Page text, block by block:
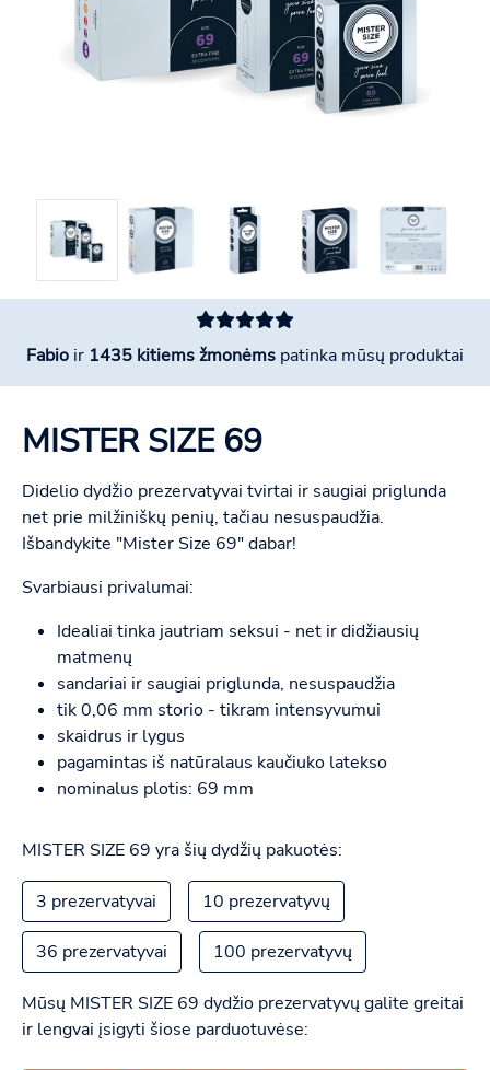
Fabio ir 1435 kitiems žmonėms patinka mūsų produktai
MISTER SIZE 69
Didelio dydžio prezervatyvai tvirtai ir saugiai priglunda
net prie milžiniškų penių, tačiau nesuspaudžia.
Išbandykite "Mister Size 69" dabar!
Svarbiausi privalumai:
Idealiai tinka jautriam seksui - net ir didžiausių
matmenų
sandariai ir saugiai priglunda, nesuspaudžia
tik 0,06 mm storio - tikram intensyvumui
skaidrus ir lygus
pagamintas iš natūralaus kaučiuko latekso
nominalus plotis: 69 mm
MISTER SIZE 69 yra šių dydžių pakuotės:
3 prezervatyvai 10 prezervatyvų
36 prezervatyvai 100 prezervatyvų
Mūsų MISTER SIZE 69 dydžio prezervatyvų galite greitai
ir lengvai įsigyti šiose parduotuvėse: